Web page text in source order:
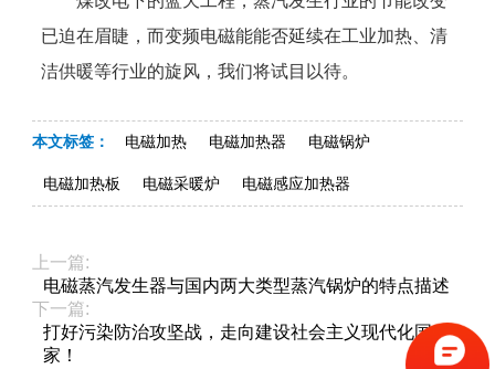
已迫在眉睫，而变频电磁能能否延续在工业加热、清
洁供暖等行业的旋风，我们将试目以待。
本文标签： 电磁加热 电磁加热器 电磁锅炉
电磁加热板 电磁采暖炉 电磁感应加热器
上一篇:
电磁蒸汽发生器与国内两大类型蒸汽锅炉的特点描述
下一篇:
打好污染防治攻坚战，走向建设社会主义现代化国
家！